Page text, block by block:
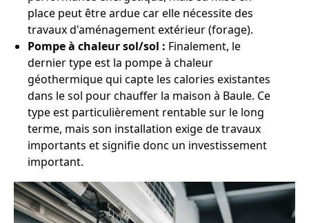
place peut être ardue car elle nécessite des
travaux d'aménagement extérieur (forage).
Pompe à chaleur sol/sol : Finalement, le
dernier type est la pompe à chaleur
géothermique qui capte les calories existantes
dans le sol pour chauffer la maison à Baule. Ce
type est particulièrement rentable sur le long
terme, mais son installation exige de travaux
importants et signifie donc un investissement
important.